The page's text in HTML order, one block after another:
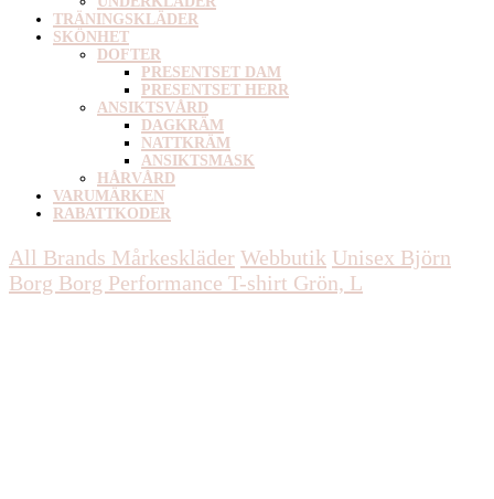
TRÄNINGSKLÄDER
SKÖNHET
DOFTER
PRESENTSET DAM
PRESENTSET HERR
ANSIKTSVÅRD
DAGKRÄM
NATTKRÄM
ANSIKTSMASK
HÅRVÅRD
VARUMÄRKEN
RABATTKODER
All Brands Mårkeskläder Webbutik Unisex Björn
Borg Borg Performance T-shirt Grön, L